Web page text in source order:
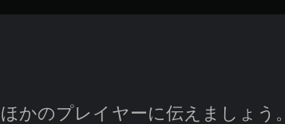
かのプレイヤーに伝えましょう。